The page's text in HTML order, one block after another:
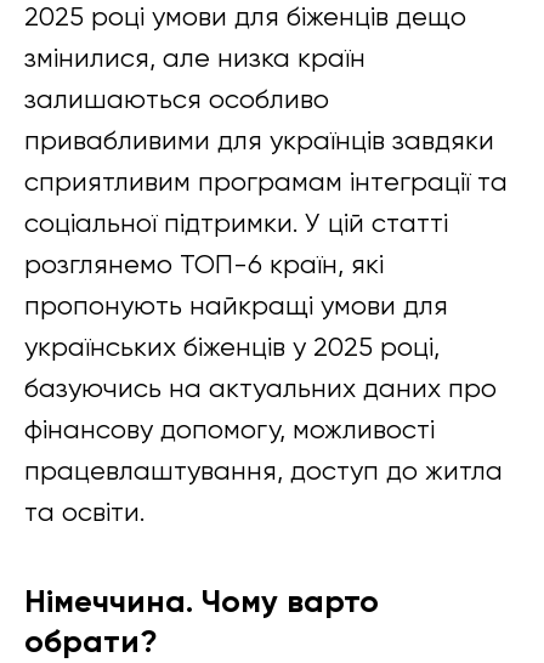
2025 році умови для біженців дещо
змінилися, але низка країн
залишаються особливо
привабливими для українців завдяки
сприятливим програмам інтеграції та
соціальної підтримки. У цій статті
розглянемо ТОП-6 країн, які
пропонують найкращі умови для
українських біженців у 2025 році,
базуючись на актуальних даних про
фінансову допомогу, можливості
працевлаштування, доступ до житла
та освіти.
Німеччина. Чому варто
обрати?